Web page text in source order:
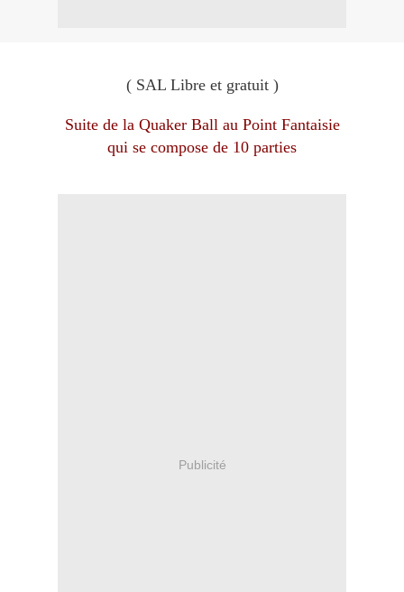
( SAL Libre et gratuit )
Suite de la Quaker Ball au Point Fantaisie
qui se compose de 10 parties
Publicité